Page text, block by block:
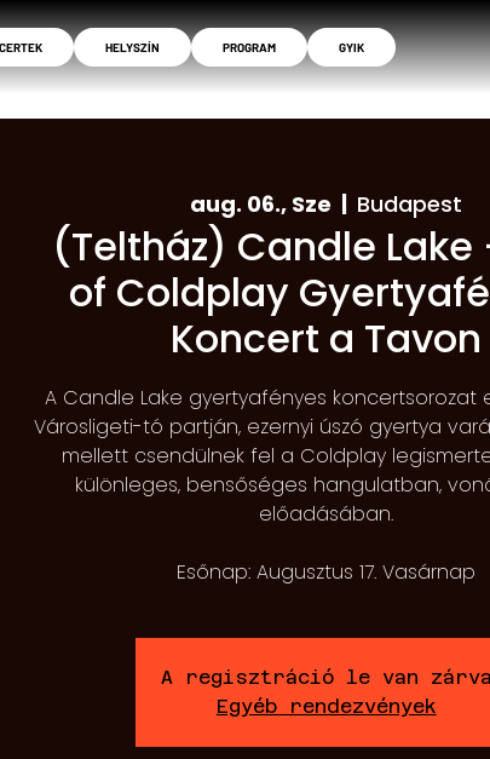
HELYSZÍN PROGRAM GYIK
aug. 06., Sze
  |
Budapest
(Teltház) Candle Lake
of Coldplay
Koncert a Tavon
A Candle Lake gyertyafényes koncertsorozat
Városligeti-tó partján, ezernyi úszó gyertya
mellett csendülnek fel a Coldplay
különleges, bensőséges hangulatban,
előadásában.
Esőnap: Augusztus 17. Vasárnap
A regisztráció le van zárva
Egyéb rendezvények